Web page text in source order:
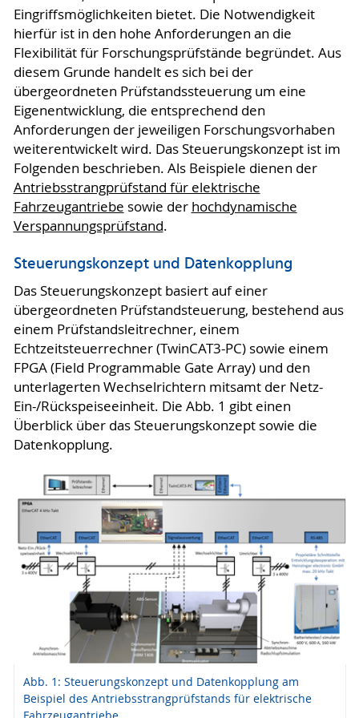
Eingriffsmöglichkeiten bietet. Die Notwendigkeit
hierfür ist in den hohe Anforderungen an die
Flexibilität für Forschungsprüfstände begründet. Aus
diesem Grunde handelt es sich bei der
übergeordneten Prüfstandssteuerung um eine
Eigenentwicklung, die entsprechend den
Anforderungen der jeweiligen Forschungsvorhaben
weiterentwickelt wird. Das Steuerungskonzept ist im
Folgenden beschrieben. Als Beispiele dienen der
Antriebsstrangprüfstand für elektrische
Fahrzeugantriebe sowie der hochdynamische
Verspannungsprüfstand.
Steuerungskonzept und Datenkopplung
Das Steuerungskonzept basiert auf einer
übergeordneten Prüfstandsteuerung, bestehend aus
einem Prüfstandsleitrechner, einem
Echtzeitsteuerrechner (TwinCAT3-PC) sowie einem
FPGA (Field Programmable Gate Array) und den
unterlagerten Wechselrichtern mitsamt der Netz-
Ein-/Rückspeiseeinheit. Die Abb. 1 gibt einen
Überblick über das Steuerungskonzept sowie die
Datenkopplung.
Abb. 1: Steuerungskonzept und Datenkopplung am
Beispiel des Antriebsstrangprüfstands für elektrische
Fahrzeugantriebe